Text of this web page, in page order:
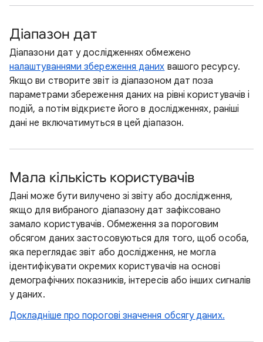
Діапазон дат
Діапазони дат у дослідженнях обмежено
налаштуваннями збереження даних вашого ресурсу.
Якщо ви створите звіт із діапазоном дат поза
параметрами збереження даних на рівні користувачів і
подій, а потім відкриєте його в дослідженнях, раніші
дані не включатимуться в цей діапазон.
Мала кількість користувачів
Дані може бути вилучено зі звіту або дослідження,
якщо для вибраного діапазону дат зафіксовано
замало користувачів. Обмеження за пороговим
обсягом даних застосовуються для того, щоб особа,
яка переглядає звіт або дослідження, не могла
ідентифікувати окремих користувачів на основі
демографічних показників, інтересів або інших сигналів
у даних.
Докладніше про порогові значення обсягу даних.